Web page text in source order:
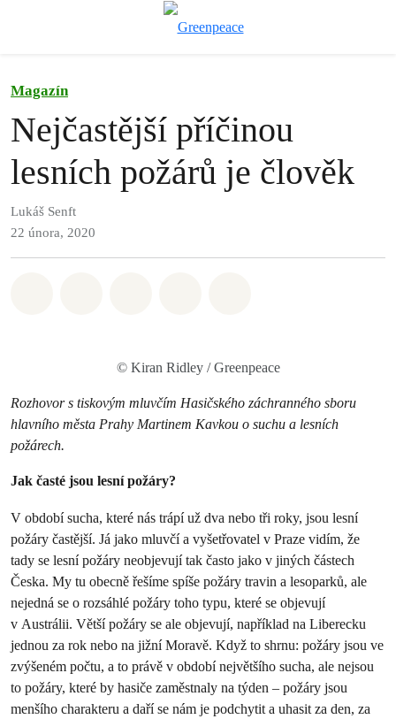
Magazín
Nejčastější příčinou
lesních požárů je člověk
Lukáš Senft
22 února, 2020
© Kiran Ridley / Greenpeace
Rozhovor s tiskovým mluvčím Hasičského záchranného sboru
hlavního města Prahy Martinem Kavkou o suchu a lesních
požárech.
Jak časté jsou lesní požáry?
V období sucha, které nás trápí už dva nebo tři roky, jsou lesní
požáry častější. Já jako mluvčí a vyšetřovatel v Praze vidím, že
tady se lesní požáry neobjevují tak často jako v jiných částech
Česka. My tu obecně řešíme spíše požáry travin a lesoparků, ale
nejedná se o rozsáhlé požáry toho typu, které se objevují
v Austrálii. Větší požáry se ale objevují, například na Liberecku
jednou za rok nebo na jižní Moravě. Když to shrnu: požáry jsou ve
zvýšeném počtu, a to právě v období největšího sucha, ale nejsou
to požáry, které by hasiče zaměstnaly na týden – požáry jsou
menšího charakteru a daří se nám je podchytit a uhasit za den, za